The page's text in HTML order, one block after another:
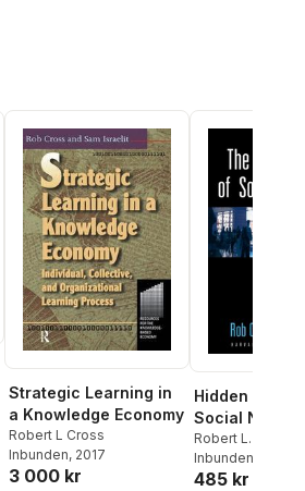
Strategic Learning in
a Knowledge Economy
Robert L Cross
Inbunden, 2017
3 000 kr
Hidden
Social
Robert L. Cross
Parker
Inbunden
485 kr